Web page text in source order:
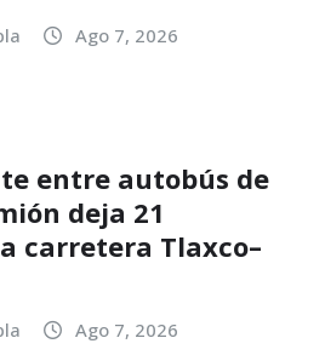
Ago 7, 2026
entre autobús de
deja 21
carretera Tlaxco–
Ago 7, 2026